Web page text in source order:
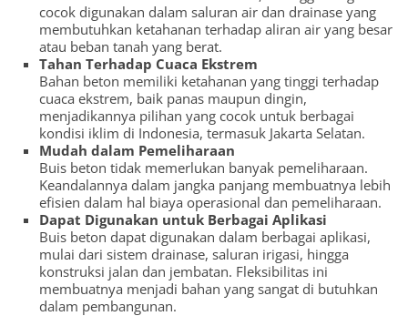
cocok digunakan dalam saluran air dan drainase yang
membutuhkan ketahanan terhadap aliran air yang besar
atau beban tanah yang berat.
Tahan Terhadap Cuaca Ekstrem
Bahan beton memiliki ketahanan yang tinggi terhadap
cuaca ekstrem, baik panas maupun dingin,
menjadikannya pilihan yang cocok untuk berbagai
kondisi iklim di Indonesia, termasuk Jakarta Selatan.
Mudah dalam Pemeliharaan
Buis beton tidak memerlukan banyak pemeliharaan.
Keandalannya dalam jangka panjang membuatnya lebih
efisien dalam hal biaya operasional dan pemeliharaan.
Dapat Digunakan untuk Berbagai Aplikasi
Buis beton dapat digunakan dalam berbagai aplikasi,
mulai dari sistem drainase, saluran irigasi, hingga
konstruksi jalan dan jembatan. Fleksibilitas ini
membuatnya menjadi bahan yang sangat di butuhkan
dalam pembangunan.